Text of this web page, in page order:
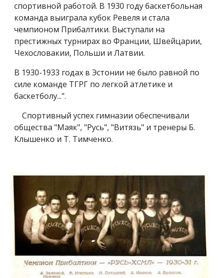
спортивной работой. В 1930 году баскетбольная
команда выиграла кубок Ревеля и стала
чемпионом Прибалтики. Выступали на
престижных турнирах во Франции, Швейцарии,
Чехословакии, Польши и Латвии.
В 1930-1933 годах в Эстонии не было равной по
силе команде ТГРГ по легкой атлетике и
баскетболу...".
Спортивный успех гимназии обеспечивали
общества "Маяк", "Русь", "Витязь" и тренеры Б.
Клышенко и Т. Тимченко.